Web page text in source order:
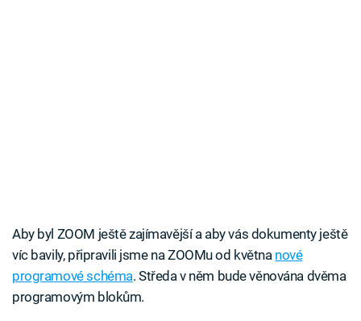
Aby byl ZOOM ještě zajímavější a aby vás dokumenty ještě
víc bavily, připravili jsme na ZOOMu od května nové
programové schéma. Středa v něm bude věnována dvěma
programovým blokům.